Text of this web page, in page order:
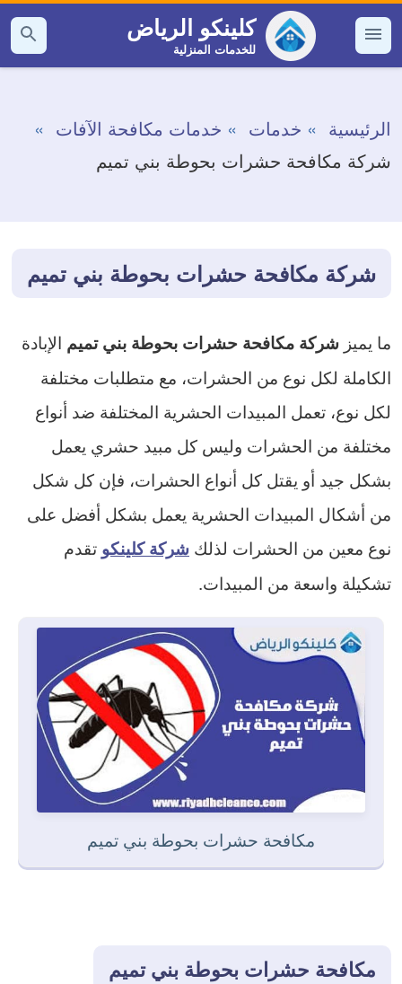
التجاوز
إلى القائمة
كلينكو الرياض
للخدمات المنزلية
بحث
عن
الرئيسية خدمات
خدمات مكافحة الآفات
شركة مكافحة حشرات بحوطة بني تميم
شركة مكافحة حشرات بحوطة بني تميم
ما يميز شركة مكافحة حشرات بحوطة بني تميم الإبادة
الكاملة لكل نوع من الحشرات، مع متطلبات مختلفة
لكل نوع، تعمل المبيدات الحشرية المختلفة ضد أنواع
مختلفة من الحشرات وليس كل مبيد حشري يعمل
بشكل جيد أو يقتل كل أنواع الحشرات، فإن كل شكل
من أشكال المبيدات الحشرية يعمل بشكل أفضل على
نوع معين من الحشرات لذلك شركة كلينكو تقدم
تشكيلة واسعة من المبيدات.
مكافحة حشرات بحوطة بني تميم
مكافحة حشرات بحوطة بني تميم